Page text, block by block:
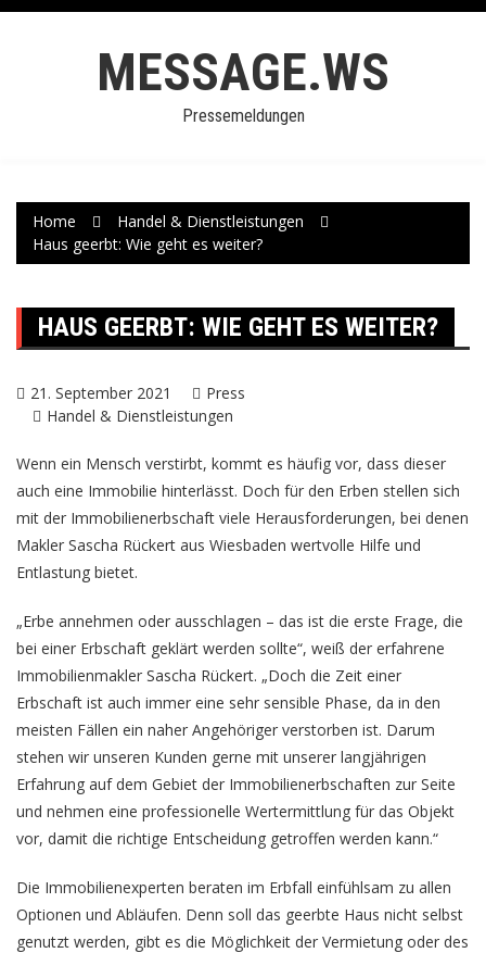
Skip
MESSAGE.WS
Pressemeldungen
Home
Handel & Dienstleistungen
Haus geerbt: Wie geht es weiter?
HAUS GEERBT: WIE GEHT ES WEITER?
21. September 2021
Press
Handel & Dienstleistungen
Wenn ein Mensch verstirbt, kommt es häufig vor, dass dieser
auch eine Immobilie hinterlässt. Doch für den Erben stellen sich
mit der Immobilienerbschaft viele Herausforderungen, bei denen
Makler Sascha Rückert aus Wiesbaden wertvolle Hilfe und
Entlastung bietet.
„Erbe annehmen oder ausschlagen – das ist die erste Frage, die
bei einer Erbschaft geklärt werden sollte“, weiß der erfahrene
Immobilienmakler Sascha Rückert. „Doch die Zeit einer
Erbschaft ist auch immer eine sehr sensible Phase, da in den
meisten Fällen ein naher Angehöriger verstorben ist. Darum
stehen wir unseren Kunden gerne mit unserer langjährigen
Erfahrung auf dem Gebiet der Immobilienerbschaften zur Seite
und nehmen eine professionelle Wertermittlung für das Objekt
vor, damit die richtige Entscheidung getroffen werden kann.“
Die Immobilienexperten beraten im Erbfall einfühlsam zu allen
Optionen und Abläufen. Denn soll das geerbte Haus nicht selbst
genutzt werden, gibt es die Möglichkeit der Vermietung oder des